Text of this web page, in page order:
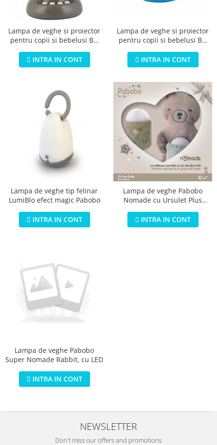
Jucarii si jocuri exterior
Mingi
Placi pentru inot
Kituri constructie si pictura
Masinute Radiocomanda
Papusi si accesorii
Biciclete fara pedale
Role, patine cu rotile
Trotinete
Organizatoare
Perne
Lampa de veghe si proiector
pentru copii si bebelusi BO
INTRA IN CONT
Lampa de veghe si proiector
pentru copii si bebelusi BO
INTRA IN CONT
Lampa de veghe tip felinar
LumiBlo efect magic Pabobo
INTRA IN CONT
Lampa de veghe Pabobo
Nomade cu Ursulet Plus
reincarcabila
INTRA IN CONT
Lampa de veghe Pabobo
Super Nomade Rabbit, cu LED
INTRA IN CONT
NEWSLETTER
Don't miss our offers and promotions